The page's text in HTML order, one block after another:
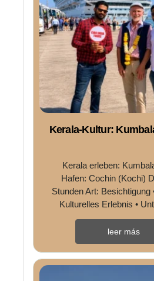
Kerala-Kultur:
Kerala erleben:
Hafen: Cochin (Kochi)
Stunden Art: Besichtigung
Kulturelles Erlebnis •
leer más